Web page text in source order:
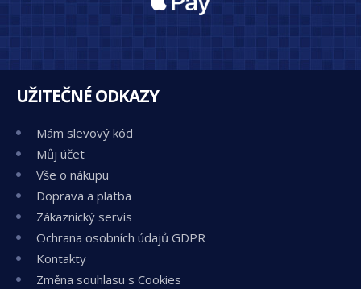
UŽITEČNÉ ODKAZY
Mám slevový kód
Můj účet
Vše o nákupu
Doprava a platba
Zákaznický servis
Ochrana osobních údajů GDPR
Kontakty
Změna souhlasu s Cookies